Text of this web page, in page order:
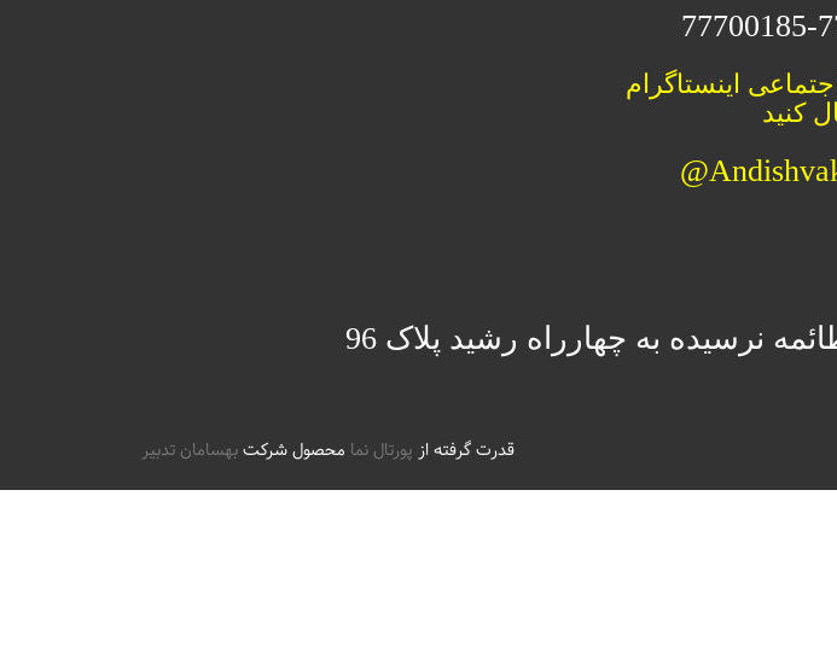
77700185-
اینستاگرام
کنید
نرسیده به چهارراه رشید پلاک 96
قدرت گرفته از پورتال نما محصول شرکتبهسامان تدبیر